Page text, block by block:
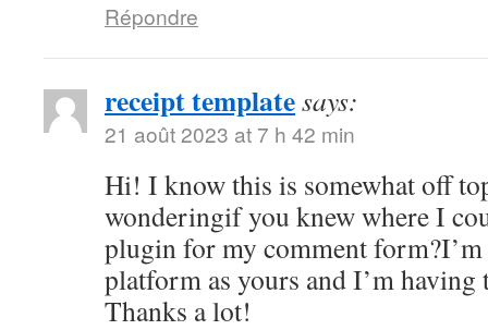
Répondre
receipt templatesays:
21 août 2023 at 7 h 42 min
Hi! I know this is somewhat off
wonderingif you knew where I
plugin for my comment
platform as yours and I’m
Thanks a lot!